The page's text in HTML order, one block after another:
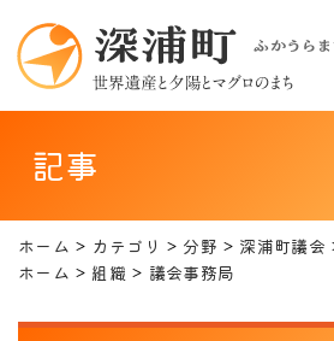
記事
ホーム カテゴリ 分野 深浦町議会
ホーム
組織 議会事務局